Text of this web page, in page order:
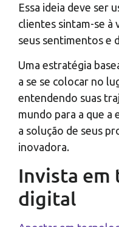
Essa ideia deve ser
clientes sintam-se à
seus sentimentos e
Uma estratégia
a se se colocar no
entendendo suas
mundo para a que a
a solução de seus
inovadora.
Invista em
digital